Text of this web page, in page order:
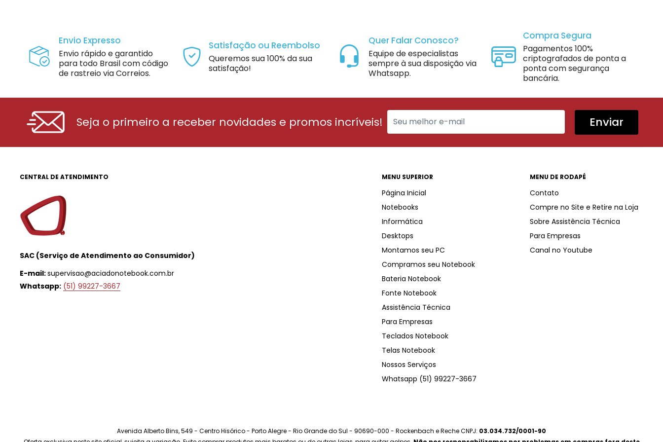
Envio Expresso
Envio rápido e garantido
para todo Brasil com código
de rastreio via Correios.
Satisfação ou Reembolso
Queremos sua 100% da sua
satisfação!
Quer Falar Conosco?
Equipe de especialistas
sempre à sua disposição via
Whatsapp.
Compra Segura
Pagamentos 100%
criptografados de ponta a
ponta com segurança
bancária.
Seja o primeiro a receber novidades e promos incríveis! Enviar
CENTRAL DE ATENDIMENTO
SAC (Serviço de Atendimento ao Consumidor)
E-mail:supervisao@aciadonotebook.com.br
Whatsapp: (51) 99227-3667
MENU SUPERIOR
Página Inicial
Notebooks
Informática
Desktops
Montamos seu PC
Compramos seu Notebook
Bateria Notebook
Fonte Notebook
Assistência Técnica
Para Empresas
Teclados Notebook
Telas Notebook
Nossos Serviços
Whatsapp (51) 99227-3667
MENU DE RODAPÉ
Contato
Compre no Site e Retire na Loja
Sobre Assistência Técnica
Para Empresas
Canal no Youtube
Avenida Alberto Bins, 549 - Centro Hisórico - Porto Alegre - Rio Grande do Sul - 90690-000 - Rockenbach e Reche CNPJ: 03.034.732/0001-90